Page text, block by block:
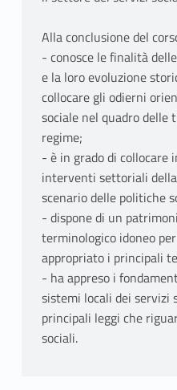
Alla conclusione del
- conosce le finalità
e la loro evoluzione
collocare gli odierni
sociale nel quadro delle
regime;
- è in grado di collocare
interventi settoriali
scenario delle politiche
- dispone di un
terminologico idoneo
appropriato i principali
- ha appreso i
sistemi locali dei servizi
principali leggi che
sociali.